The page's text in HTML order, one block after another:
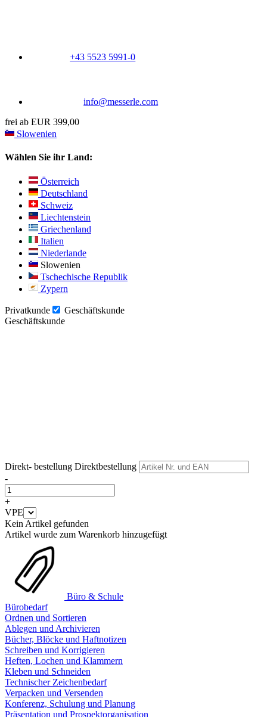
+43 5523 5991-0
info@messerle.com
frei ab EUR 399,00
Slowenien
Wählen Sie ihr Land:
Österreich
Deutschland
Schweiz
Liechtenstein
Griechenland
Italien
Niederlande
Slowenien
Tschechische Republik
Zypern
Privatkunde
Geschäftskunde
Geschäftskunde
Direkt- bestellung Direktbestellung
-
+
VPE
Kein Artikel gefunden
Artikel wurde zum Warenkorb hinzugefügt
Büro & Schule
Bürobedarf
Ordnen und Sortieren
Ablegen und Archivieren
Bücher, Blöcke und Haftnotizen
Schreiben und Korrigieren
Heften, Lochen und Klammern
Kleben und Schneiden
Technischer Zeichenbedarf
Verpacken und Versenden
Konferenz, Schulung und Planung
Präsentation und Prospektorganisation